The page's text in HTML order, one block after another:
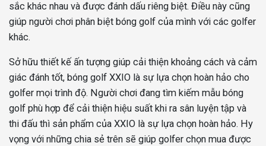
sắc khác nhau và được đánh dấu riêng biệt. Điều này cũng
giúp người chơi phân biệt bóng golf của mình với các golfer
khác.
Sở hữu thiết kế ấn tượng giúp cải thiện khoảng cách và cảm
giác đánh tốt, bóng golf XXIO là sự lựa chọn hoàn hảo cho
golfer mọi trình độ. Người chơi đang tìm kiếm mẫu bóng
golf phù hợp để cải thiện hiệu suất khi ra sân luyện tập và
thi đấu thì sản phẩm của XXIO là sự lựa chọn hoàn hảo. Hy
vọng với những chia sẻ trên sẽ giúp golfer chọn mua được